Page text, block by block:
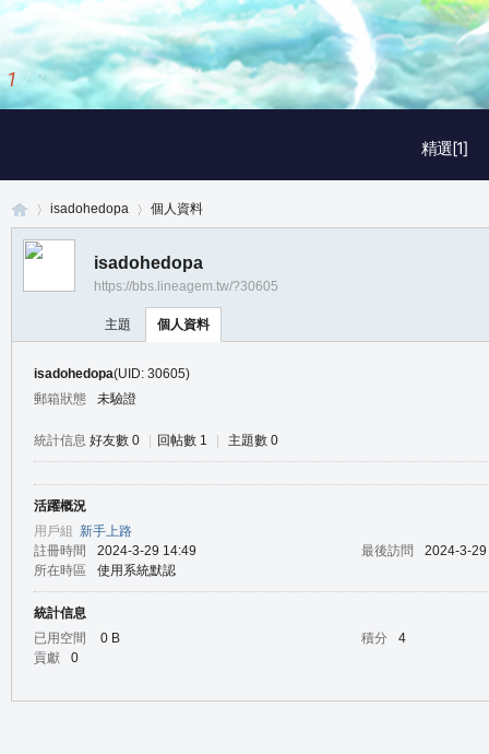
精選[1]
1 / 3
isadohedopa 個人資料
isadohedopa
https://bbs.lineagem.tw/?30605
主題 個人資料
isadohedopa(UID: 30605)
郵箱狀態
未驗證
統計信息 好友數 0 回帖數 1 主題數 0
活躍概況
用戶組 新手上路
註冊時間
2024-3-29 14:49 最後訪問
2024-3-
所在時區
使用系統默認
統計信息
已用空間
0 B 積分
4
貢獻
0